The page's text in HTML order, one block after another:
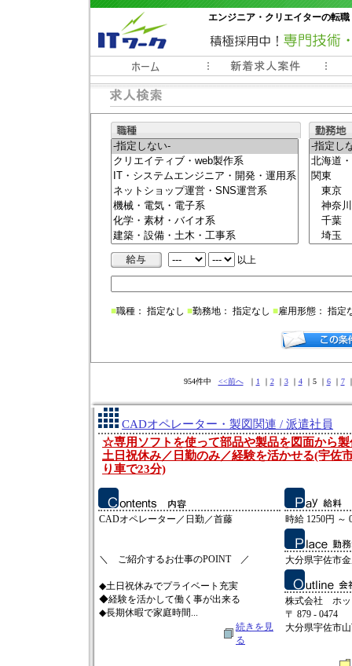
エンジニア・クリエイターの転
常時3000件以上の求人情報掲載中
以上
■職種： 指定なし ■勤務地： 指定なし ■雇用形態： 指定
954件中 <<前へ｜ 1 ｜ 2｜ 3｜ 4｜5 ｜ 6｜ 7
CADオペレーター・製図関連 / 派遣社員
☆専用ソフトを使って部品や製品を図面から
土日祝休み／日勤のみ／経験を活かせる(宇佐
り車で23分)
CADオペレーター／日勤／首藤
＼ ご紹介するお仕事のPOINT ／
◆土日祝休みでプライベート充実
◆経験を活かして働く事が出来る
◆長期休暇で家庭時間...
続きを見
る
時給 1250円 ～
大分県宇佐市
株式会社 ホッ
〒 879 - 0474
大分県宇佐市